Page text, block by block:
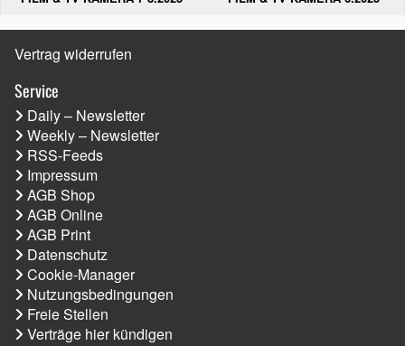
Vertrag widerrufen
Service
Daily – Newsletter
Weekly – Newsletter
RSS-Feeds
Impressum
AGB Shop
AGB Online
AGB Print
Datenschutz
Cookie-Manager
Nutzungsbedingungen
Freie Stellen
Verträge hier kündigen